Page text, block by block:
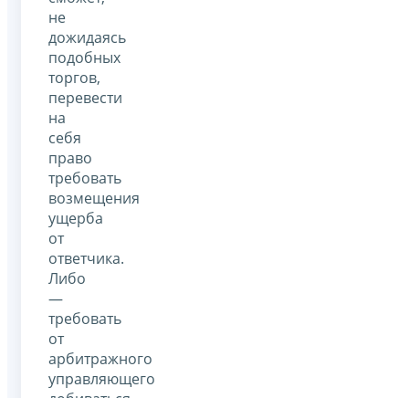
не
дожидаясь
подобных
торгов,
перевести
на
себя
право
требовать
возмещения
ущерба
от
ответчика.
Либо
—
требовать
от
арбитражного
управляющего